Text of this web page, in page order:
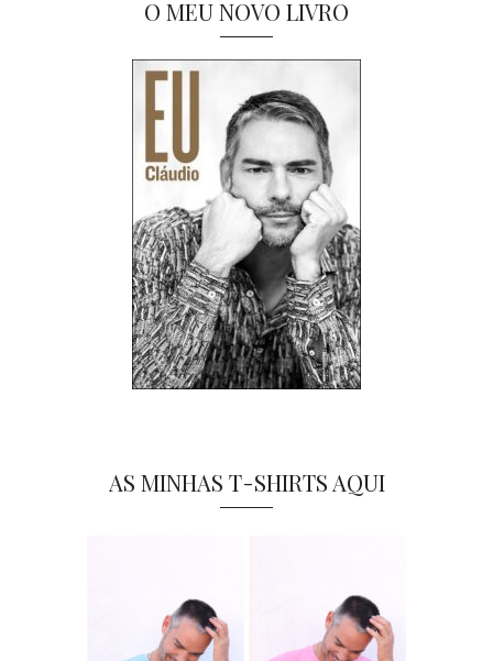
O MEU NOVO LIVRO
AS MINHAS T-SHIRTS AQUI